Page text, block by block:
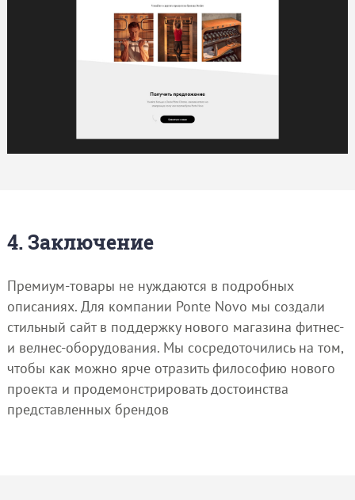
4. Заключение
Премиум-товары не нуждаются в подробных
описаниях. Для компании Ponte Novo мы создали
стильный сайт в поддержку нового магазина фитнес-
и велнес-оборудования. Мы сосредоточились на том,
чтобы как можно ярче отразить философию нового
проекта и продемонстрировать достоинства
представленных брендов